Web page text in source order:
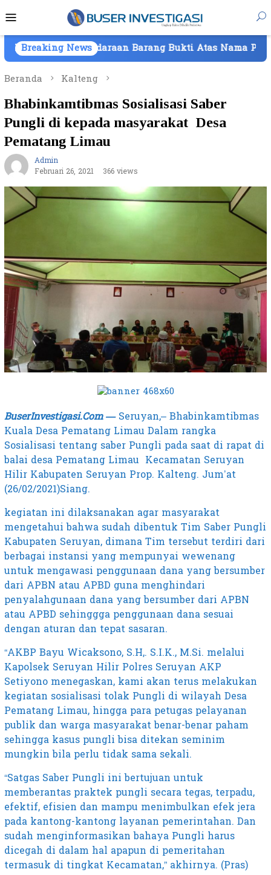
ke
kontenMobile
Breaking NewsBarang Bukti Atas Nama PT Mitra Usaha
Beranda
Kalteng
Bhabinkamtibmas Sosialisasi Saber
Pungli di kepada masyarakat Desa
Pematang Limau
Admin
Februari 26, 2021
366 views
BuserInvestigasi.Com —Seruyan,– Bhabinkamtibmas
Kuala Desa Pematang Limau Dalam rangka
Sosialisasi tentang saber Pungli pada saat di rapat di
balai desa Pematang Limau Kecamatan Seruyan
Hilir Kabupaten Seruyan Prop. Kalteng. Jum’at
(26/02/2021)Siang.
kegiatan ini dilaksanakan agar masyarakat
mengetahui bahwa sudah dibentuk Tim Saber Pungli
Kabupaten Seruyan, dimana Tim tersebut terdiri dari
berbagai instansi yang mempunyai wewenang
untuk mengawasi penggunaan dana yang bersumber
dari APBN atau APBD guna menghindari
penyalahgunaan dana yang bersumber dari APBN
atau APBD sehinggga penggunaan dana sesuai
dengan aturan dan tepat sasaran.
“AKBP Bayu Wicaksono, S.H,. S.I.K., M.Si. melalui
Kapolsek Seruyan Hilir Polres Seruyan AKP
Setiyono menegaskan, kami akan terus melakukan
kegiatan sosialisasi tolak Pungli di wilayah Desa
Pematang Limau, hingga para petugas pelayanan
publik dan warga masyarakat benar-benar paham
sehingga kasus pungli bisa ditekan seminim
mungkin bila perlu tidak sama sekali.
“Satgas Saber Pungli ini bertujuan untuk
memberantas praktek pungli secara tegas, terpadu,
efektif, efisien dan mampu menimbulkan efek jera
pada kantong-kantong layanan pemerintahan. Dan
sudah menginformasikan bahaya Pungli harus
dicegah di dalam hal apapun di pemeritahan
termasuk di tingkat Kecamatan,” akhirnya. (Pras)